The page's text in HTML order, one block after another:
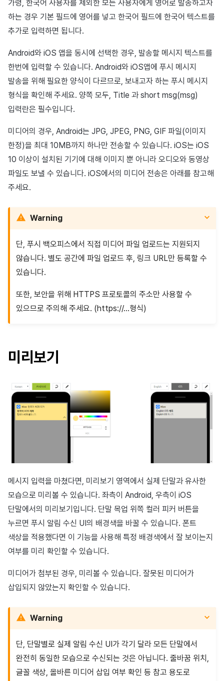
가령, 한국어 사용자를 제외한 모든 사용자에게 영어로 발송하고자
하는 경우 기본 필드에 영어를 넣고 한국어 필드에 한국어 텍스트를
추가로 입력하면 됩니다.
Android와 iOS 앱을 동시에 선택한 경우, 발송할 메시지 텍스트를
한번에 입력할 수 있습니다. Android와 iOS앱에 푸시 메시지
발송을 위해 필요한 양식이 다르므로, 보내고자 하는 푸시 메시지
형식을 확인해 주세요. 양쪽 모두, Title 과 short msg(msg)
입력란은 필수입니다.
미디어의 경우, Android는 JPG, JPEG, PNG, GIF 파일(이미지
한정)을 최대 10MB까지 하나만 전송할 수 있습니다. iOS는 iOS
10 이상이 설치된 기기에 대해 이미지 뿐 아니라 오디오와 동영상
파일도 보낼 수 있습니다. iOS에서의 미디어 전송은 아래를 참고해
주세요.
Warning
단, 푸시 백오피스에서 직접 미디어 파일 업로드는 지원되지
않습니다. 별도 공간에 파일 업로드 후, 링크 URL만 등록할 수
있습니다.
또한, 보안을 위해 HTTPS 프로토콜의 주소만 사용할 수
있으므로 주의해 주세요. (https://...형식)
미리보기
메시지 입력을 마쳤다면, 미리보기 영역에서 실제 단말과 유사한
모습으로 미리볼 수 있습니다. 좌측이 Android, 우측이 iOS
단말에서의 미리보기입니다. 단말 목업 위쪽 컬러 피커 버튼을
누르면 푸시 알림 수신 UI의 배경색을 바꿀 수 있습니다. 폰트
색상을 적용했다면 이 기능을 사용해 특정 배경색에서 잘 보이는지
여부를 미리 확인할 수 있습니다.
미디어가 첨부된 경우, 미리볼 수 있습니다. 잘못된 미디어가
삽입되지 않았는지 확인할 수 있습니다.
Warning
단, 단말별로 실제 알림 수신 UI가 각기 달라 모든 단말에서
완전히 동일한 모습으로 수신되는 것은 아닙니다. 줄바꿈 위치,
글꼴 색상, 올바른 미디어 삽입 여부 확인 등 참고 용도로